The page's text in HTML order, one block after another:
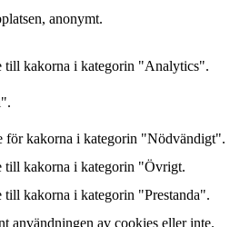
anonymt.
till kakorna i kategorin "Analytics".
för kakorna i kategorin "Nödvändigt".
till kakorna i kategorin "Övrigt.
till kakorna i kategorin "Prestanda".
användningen av cookies eller inte.